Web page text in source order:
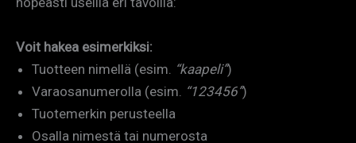
Voit hakea esimerkiksi:
Tuotteen nimellä (esim. “kaapeli”)
Varaosanumerolla (esim. “123456”)
Tuotemerkin perusteella
Osalla nimestä tai numerosta